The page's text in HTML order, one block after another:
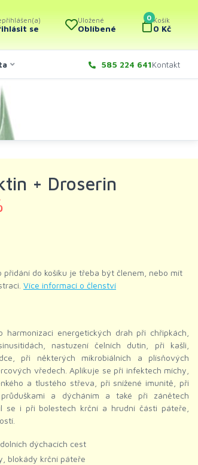
se
Uložené
Oblíbené
0 Košík
0 Kč
585 224 641Kontakt
+ Droserin
přidání do košíku je třeba být členem, nebo mít
Více informací o členství
harmonizaci energetických drah při chřipkách,
nastuzení čelních dutin, při kašli,
při některých mikrobiálních a plísňových
vředech. Aplikuje se při infektech míchy,
a tlustého střeva, při snížené imunitě, při
a dýcháním a také při zánětech
se i při bolestech krční a hrudní části páteře,
dýchacích cest
blokády krční páteře